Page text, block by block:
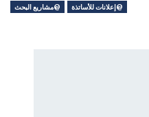
@إعلانات للأساتذة @مشاريع البحث